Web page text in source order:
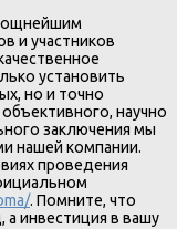
и участников
установить
но и точно
научно
заключения мы
нашей компании.
проведения
. Помните, что
а инвестиция в вашу